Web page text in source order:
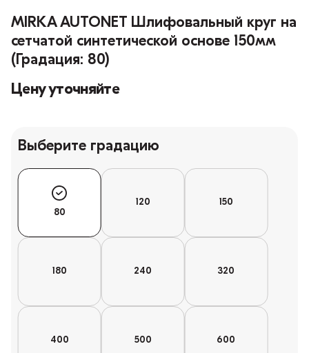
MIRKA AUTONET Шлифовальный круг на
сетчатой синтетической основе 150мм
(Градация: 80)
Цену уточняйте
Выберите градацию
80
120 150
180 240 320
400 500 600